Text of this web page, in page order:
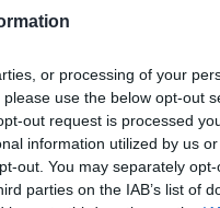
or processing of your
use the below opt-out
out request is processed
information utilized by us
out. You may separately
parties on the IAB’s list of
”
is